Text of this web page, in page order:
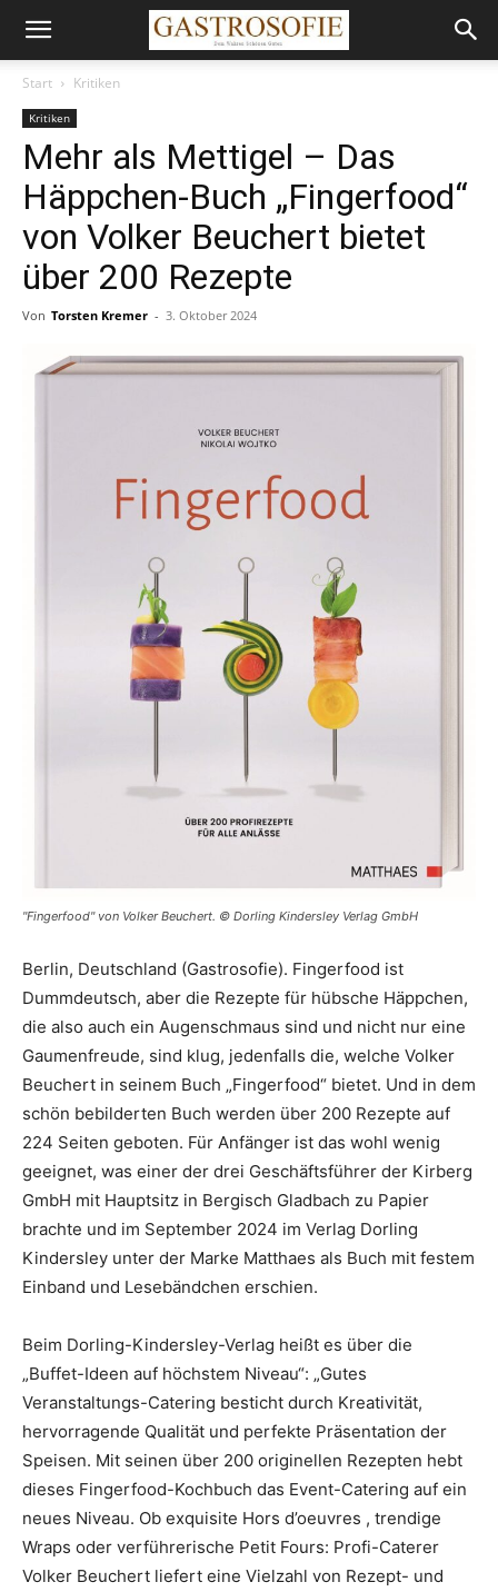
Start Kritiken
Kritiken
Mehr als Mettigel – Das
Häppchen-Buch „Fingerfood“
von Volker Beuchert bietet
über 200 Rezepte
Von Torsten Kremer - 3. Oktober 2024
"Fingerfood" von Volker Beuchert. © Dorling Kindersley Verlag GmbH
Berlin, Deutschland (Gastrosofie). Fingerfood ist
Dummdeutsch, aber die Rezepte für hübsche Häppchen,
die also auch ein Augenschmaus sind und nicht nur eine
Gaumenfreude, sind klug, jedenfalls die, welche Volker
Beuchert in seinem Buch „Fingerfood“ bietet. Und in dem
schön bebilderten Buch werden über 200 Rezepte auf
224 Seiten geboten. Für Anfänger ist das wohl wenig
geeignet, was einer der drei Geschäftsführer der Kirberg
GmbH mit Hauptsitz in Bergisch Gladbach zu Papier
brachte und im September 2024 im Verlag Dorling
Kindersley unter der Marke Matthaes als Buch mit festem
Einband und Lesebändchen erschien.
Beim Dorling-Kindersley-Verlag heißt es über die
„Buffet-Ideen auf höchstem Niveau“: „Gutes
Veranstaltungs-Catering besticht durch Kreativität,
hervorragende Qualität und perfekte Präsentation der
Speisen. Mit seinen über 200 originellen Rezepten hebt
dieses Fingerfood-Kochbuch das Event-Catering auf ein
neues Niveau. Ob exquisite Hors d’oeuvres , trendige
Wraps oder verführerische Petit Fours: Profi-Caterer
Volker Beuchert liefert eine Vielzahl von Rezept- und